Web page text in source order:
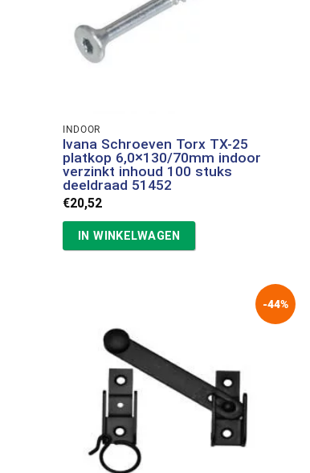
INDOOR
Ivana Schroeven Torx TX-25
platkop 6,0×130/70mm indoor
verzinkt inhoud 100 stuks
deeldraad 51452
€20,52
IN WINKELWAGEN
-44%